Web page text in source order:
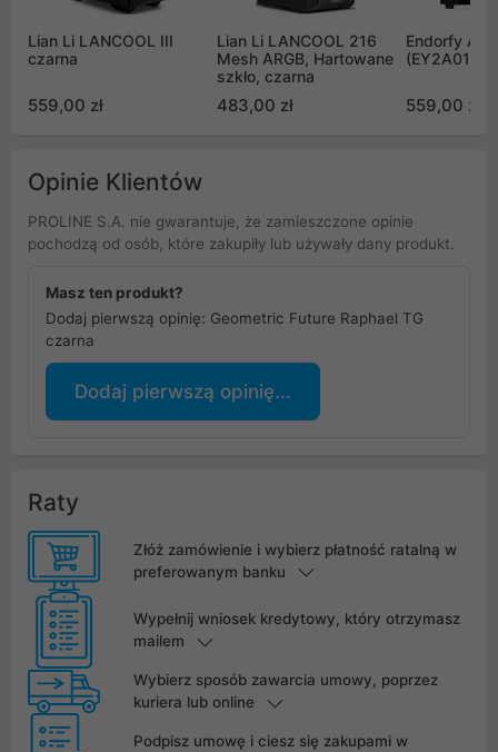
Lian Li LANCOOL III
czarna
559,00 zł
Lian Li LANCOOL 216
Mesh ARGB, Hartowane
szkło, czarna
483,00 zł
Endorfy
(EY2A013)
559,00 zł
Opinie Klientów
PROLINE S.A. nie gwarantuje, że zamieszczone opinie
pochodzą od osób, które zakupiły lub używały dany produkt.
Masz ten produkt?
Dodaj pierwszą opinię: Geometric Future Raphael TG
czarna
Dodaj pierwszą opinię...
Raty
Złóż zamówienie i wybierz płatność ratalną w
preferowanym banku
Wypełnij wniosek kredytowy, który otrzymasz
mailem
Wybierz sposób zawarcia umowy, poprzez
kuriera lub online
Podpisz umowę i ciesz się zakupami w